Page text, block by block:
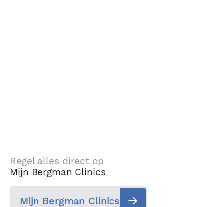
Regel alles direct op
Mijn Bergman Clinics
Mijn Bergman Clinics